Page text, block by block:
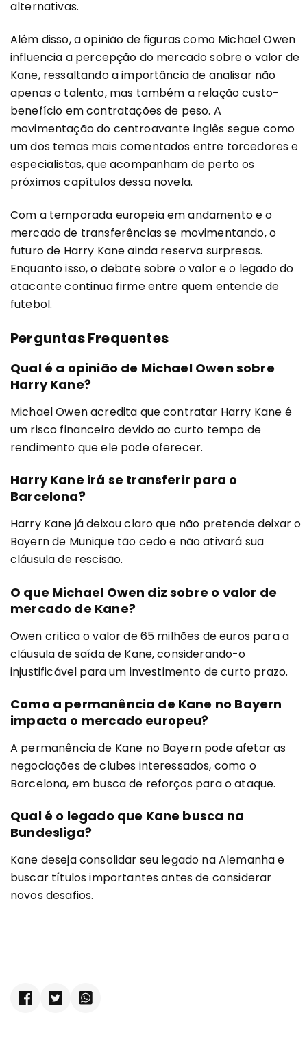
alternativas.
Além disso, a opinião de figuras como Michael Owen
influencia a percepção do mercado sobre o valor de
Kane, ressaltando a importância de analisar não
apenas o talento, mas também a relação custo-
benefício em contratações de peso. A
movimentação do centroavante inglês segue como
um dos temas mais comentados entre torcedores e
especialistas, que acompanham de perto os
próximos capítulos dessa novela.
Com a temporada europeia em andamento e o
mercado de transferências se movimentando, o
futuro de Harry Kane ainda reserva surpresas.
Enquanto isso, o debate sobre o valor e o legado do
atacante continua firme entre quem entende de
futebol.
Perguntas Frequentes
Qual é a opinião de Michael Owen sobre
Harry Kane?
Michael Owen acredita que contratar Harry Kane é
um risco financeiro devido ao curto tempo de
rendimento que ele pode oferecer.
Harry Kane irá se transferir para o
Barcelona?
Harry Kane já deixou claro que não pretende deixar o
Bayern de Munique tão cedo e não ativará sua
cláusula de rescisão.
O que Michael Owen diz sobre o valor de
mercado de Kane?
Owen critica o valor de 65 milhões de euros para a
cláusula de saída de Kane, considerando-o
injustificável para um investimento de curto prazo.
Como a permanência de Kane no Bayern
impacta o mercado europeu?
A permanência de Kane no Bayern pode afetar as
negociações de clubes interessados, como o
Barcelona, em busca de reforços para o ataque.
Qual é o legado que Kane busca na
Bundesliga?
Kane deseja consolidar seu legado na Alemanha e
buscar títulos importantes antes de considerar
novos desafios.